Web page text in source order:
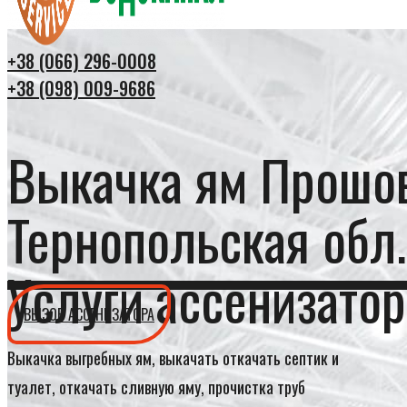
+38 (066) 296-0008
+38 (098) 009-9686
Выкачка ям
Тернопольская обл.
Услуги
ВЫЗОВ АССЕНИЗАТОРА
Выкачка выгребных ям, выкачать откачать септик и
туалет, откачать сливную яму, прочистка труб